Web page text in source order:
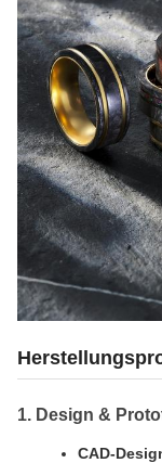
1. Design &
CAD-